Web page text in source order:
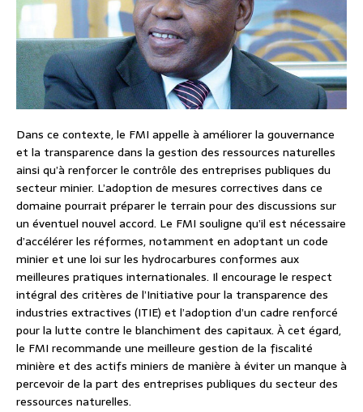
Dans ce contexte, le FMI appelle à améliorer la gouvernance
et la transparence dans la gestion des ressources naturelles
ainsi qu’à renforcer le contrôle des entreprises publiques du
secteur minier. L’adoption de mesures correctives dans ce
domaine pourrait préparer le terrain pour des discussions sur
un éventuel nouvel accord. Le FMI souligne qu’il est nécessaire
d’accélérer les réformes, notamment en adoptant un code
minier et une loi sur les hydrocarbures conformes aux
meilleures pratiques internationales. Il encourage le respect
intégral des critères de l’Initiative pour la transparence des
industries extractives (ITIE) et l’adoption d’un cadre renforcé
pour la lutte contre le blanchiment des capitaux. À cet égard,
le FMI recommande une meilleure gestion de la fiscalité
minière et des actifs miniers de manière à éviter un manque à
percevoir de la part des entreprises publiques du secteur des
ressources naturelles.